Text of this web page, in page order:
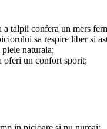
talpii confera un mers
sa respire liber si
naturala;
oferi un confort sporit;